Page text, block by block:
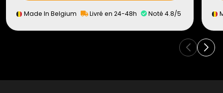
Made In Belgium Livré en 24-48h Noté 4.8/5